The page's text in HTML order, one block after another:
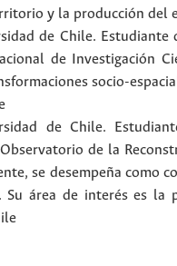
y la producción del
de Chile.
de Investigación
socio-
de Chile.
de la
se desempeña como
Su área de interés es la